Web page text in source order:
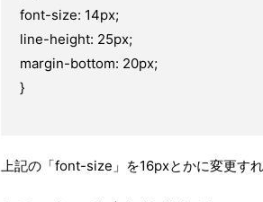
font-size: 14px;
line-height: 25px;
margin-bottom: 20px;
}
上記の「font-size」を16pxとかに変更すれ